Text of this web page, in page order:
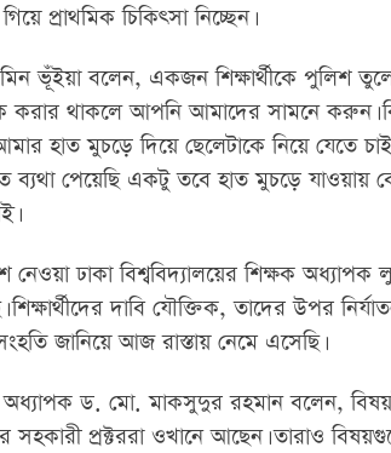
প্রাথমিক চিকিৎসা নিচ্ছেন।
ভূঁইয়া বলেন, একজন শিক্ষার্থীকে পুলিশ
করার থাকলে আপনি আমাদের সামনে করুন।
হাত মুচড়ে দিয়ে ছেলেটাকে নিয়ে যেতে
ব্যথা পেয়েছি একটু তবে হাত মুচড়ে যাওয়ায়
নেওয়া ঢাকা বিশ্ববিদ্যালয়ের শিক্ষক
শিক্ষার্থীদের দাবি যৌক্তিক, তাদের উপর
জানিয়ে আজ রাস্তায় নেমে এসেছি।
অধ্যাপক ড. মো. মাকসুদুর রহমান বলেন,
সহকারী প্রক্টররা ওখানে আছেন। তারাও